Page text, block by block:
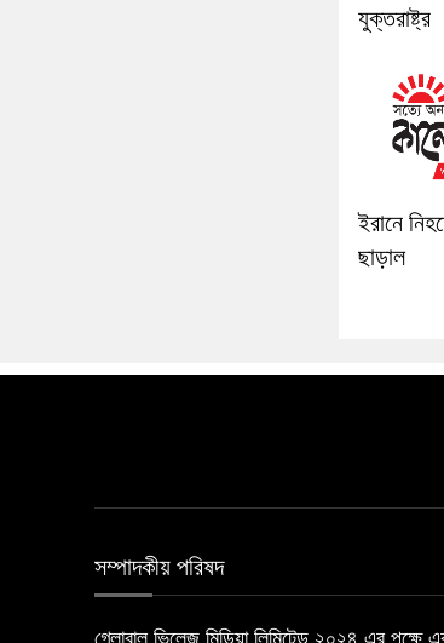
যুক্তরাষ্ট্র
ইরানে
ছাড়াল
সম্পাদকীয় পরিষদ